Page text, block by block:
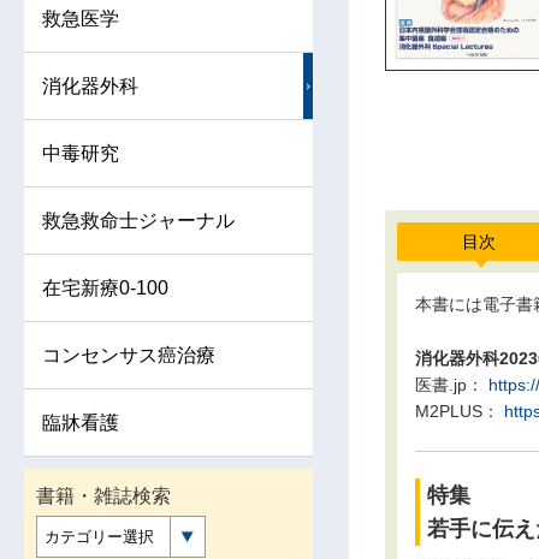
目次
本書には電子書
消化器外科
医書.jp：
M2PLUS：
特集
若手に伝
救急医学
消化器外科
中毒研究
救急救命士ジャーナル
在宅新療0-100
コンセンサス癌治療
臨牀看護
書籍・雑誌検索
カテゴリー選択